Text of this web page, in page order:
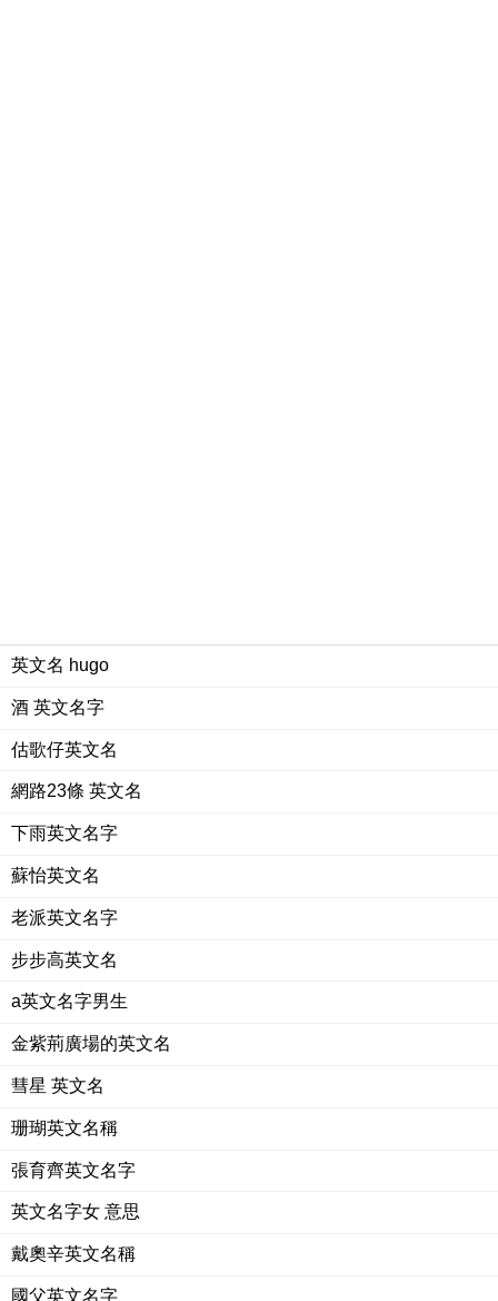
英文名 hugo
酒 英文名字
估歌仔英文名
網路23條 英文名
下雨英文名字
蘇怡英文名
老派英文名字
步步高英文名
a英文名字男生
金紫荊廣場的英文名
彗星 英文名
珊瑚英文名稱
張育齊英文名字
英文名字女 意思
戴奧辛英文名稱
國父英文名字